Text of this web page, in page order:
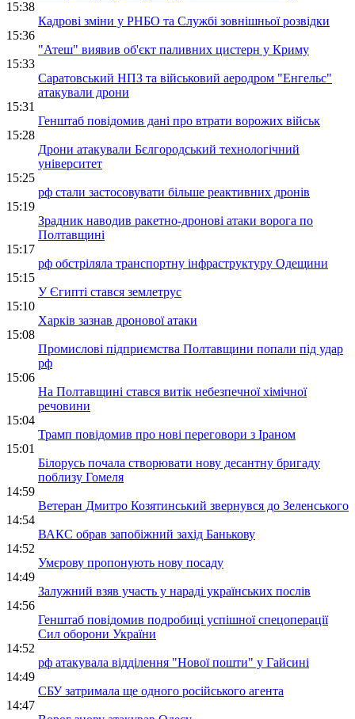
15:38
Кадрові зміни у РНБО та Службі зовнішньої розвідки
15:36
"Атеш" виявив об'єкт паливних цистерн у Криму
15:33
Саратовський НПЗ та військовий аеродром "Енгельс"
атакували дрони
15:31
Генштаб повідомив дані про втрати ворожих військ
15:28
Дрони атакували Бєлгородський технологічний
університет
15:25
рф стали застосовувати більше реактивних дронів
15:19
Зрадник наводив ракетно-дронові атаки ворога по
Полтавщині
15:17
рф обстріляла транспортну інфраструктуру Одещини
15:15
У Єгипті стався землетрус
15:10
Харків зазнав дронової атаки
15:08
Промислові підприємства Полтавщини попали під удар
рф
15:06
На Полтавщині стався витік небезпечної хімічної
речовини
15:04
Трамп повідомив про нові переговори з Іраном
15:01
Білорусь почала створювати нову десантну бригаду
поблизу Гомеля
14:59
Ветеран Дмитро Козятинський звернувся до Зеленського
14:54
ВАКС обрав запобіжний захід Банькову
14:52
Умєрову пропонують нову посаду
14:49
Залужний взяв участь у нараді українських послів
14:56
Генштаб повідомив подробиці успішної спецоперації
Сил оборони України
14:52
рф атакувала відділення "Нової пошти" у Гайсині
14:49
СБУ затримала ще одного російського агента
14:47